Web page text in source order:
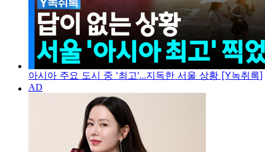
아시아 주요 도시 중 '최고'...지독한 서울 상황 [Y녹취록]